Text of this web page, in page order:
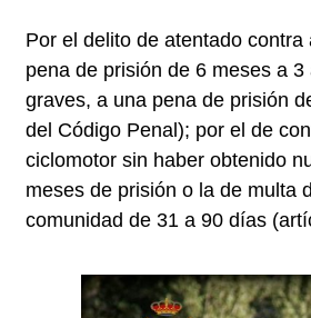
Por el delito de atentado
pena de prisión de 6 meses a
graves, a una pena de prisión
del Código Penal); por el de
ciclomotor sin haber obtenido
meses de prisión o la de multa
comunidad de 31 a 90 días